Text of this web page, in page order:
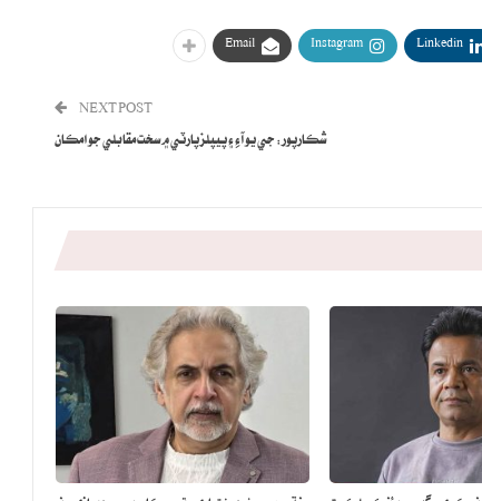
Linkedin
Instagram
Email
NEXT POST
شڪارپور: جي يو آءِ ۽ پيپلزپارٽي ۾ سخت مقابلي جو امڪان